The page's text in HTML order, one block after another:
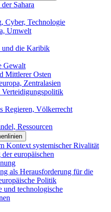
Sahara
Cyber, Technologie
Umwelt
und die Karibik
Gewalt
Mittlerer Osten
Zentralasien
Verteidigungspolitik
Regieren, Völkerrecht
Ressourcen
Kontext systemischer Rivalität
europäischen
als Herausforderung für die
Politik
und technologische